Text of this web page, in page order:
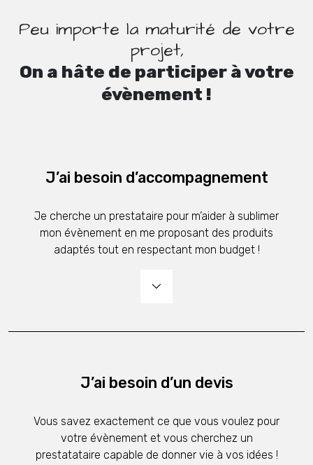
Peu importe la maturité de votre
projet,
On a hâte de participer à votre
évènement !
J’ai besoin d’accompagnement
Je cherche un prestataire pour m’aider à sublimer
mon évènement en me proposant des produits
adaptés tout en respectant mon budget !
J’ai besoin d’un devis
Vous savez exactement ce que vous voulez pour
votre évènement et vous cherchez un
prestatataire capable de donner vie à vos idées !